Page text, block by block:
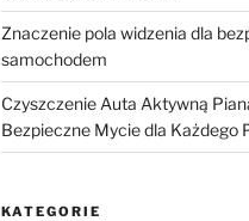
Znaczenie pola widzenia dla
samochodem
Czyszczenie Auta Aktywną
Bezpieczne Mycie dla Każdego
KATEGORIE